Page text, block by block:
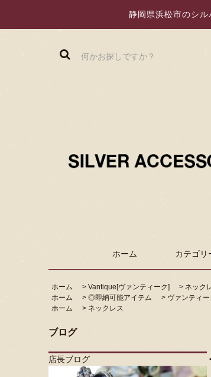
静岡県浜松市のシ
ホーム カテゴリ
ホーム > Vantique[ヴァンティーク] > ネック
ホーム
> ◎即納可能アイテム > ヴァンティー
ホーム
> ネックレス
ブログ
店長ブログ